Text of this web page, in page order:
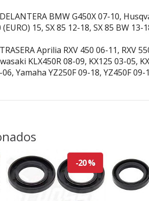
BMW G450X 07-10,
(EURO) 15, SX 85 12-18, SX 85 BW 13-
Aprilia RXV 450 06-11, RXV
KLX450R 08-09, KX125 03-05,
Yamaha YZ250F 09-18, YZ450F 09-
-20 %